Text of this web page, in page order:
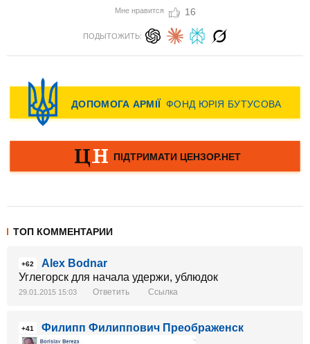
Мне нравится 16
ПОДЫТОЖИТЬ:
ТОП КОММЕНТАРИИ
+62
Alex Bodnar
Углегорск для начала удержи, ублюдок
29.01.2015 15:03 Ответить Ссылка
+41 Филипп Филиппович Преображенск